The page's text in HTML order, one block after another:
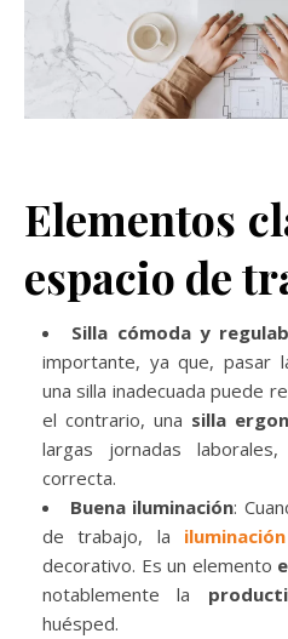
Elementos
espacio de
Silla cómoda y
importante, ya que, pasar
una silla inadecuada puede
el contrario, una silla
largas jornadas
correcta.
Buena iluminación:
de trabajo, la iluminación
decorativo. Es un elemento
notablemente la
huésped.